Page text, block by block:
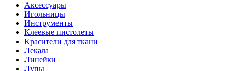
Аксессуары
Игольницы
Инструменты
Клеевые пистолеты
Красители для ткани
Лекала
Линейки
Лупы